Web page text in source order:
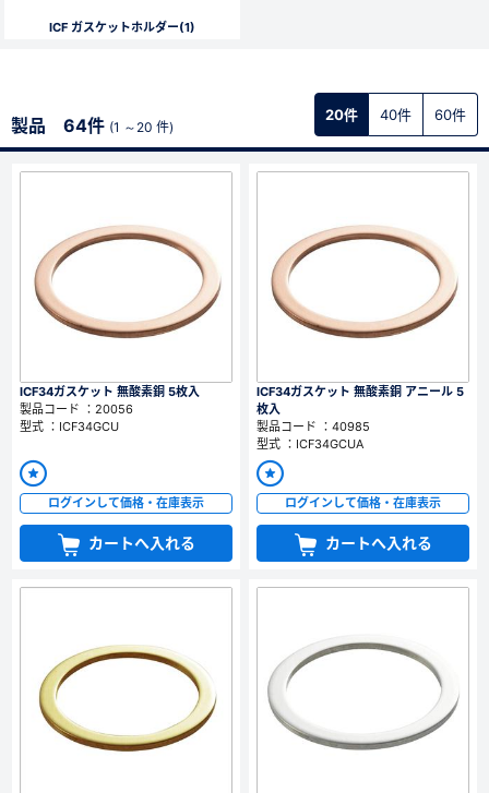
ICF ガスケットホルダー(1)
製品 64件 (1 ～20 件)
20件 40件 60件
ICF34ガスケット 無酸素銅 5枚入
製品コード ：20056
型式 ：ICF34GCU
ログインして価格・在庫表示
カートへ入れる
ICF34ガスケット 無酸素銅 アニール 5
枚入
製品コード ：40985
型式 ：ICF34GCUA
ログインして価格・在庫表示
カートへ入れる
会員の方はこちら
※パスワードをお忘れの方は、
※メールアドレスを忘れた方は、お問い合わせページよりお問い合わせくださ
い